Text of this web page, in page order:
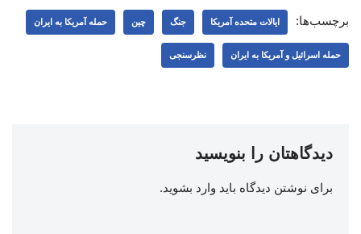
برچسب‌ها: ایالات متحده آمریکا جنگ چین حمله آمریکا به ایران
حمله اسرائیل و آمریکا به ایران نظرسنجی
دیدگاهتان را بنویسید
برای نوشتن دیدگاه باید وارد بشوید.